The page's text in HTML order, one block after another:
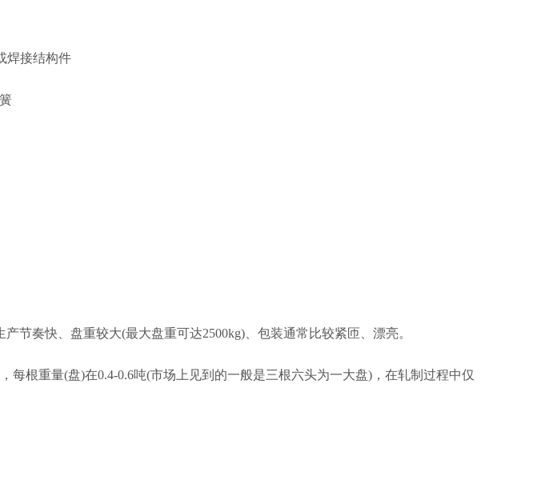
焊接结构件
节奏快、盘重较大(最大盘重可达2500kg)、包装通常比较紧匝、漂亮。
根重量(盘)在0.4-0.6吨(市场上见到的一般是三根六头为一大盘)，在轧制过程中仅